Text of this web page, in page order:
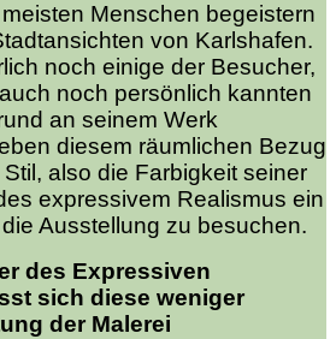
Menschen begeistern
von Karlshafen.
noch einige der Besucher,
noch persönlich kannten
an seinem Werk
diesem räumlichen Bezug
also die Farbigkeit seiner
expressivem Realismus ein
Ausstellung zu besuchen.
des Expressiven
sich diese weniger
der Malerei